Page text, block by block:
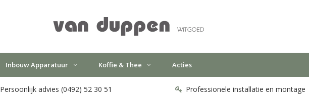
Inbouw Apparatuur Koffie & Thee Acties
Persoonlijk advies (0492) 52 30 51 Professionele installatie en montage